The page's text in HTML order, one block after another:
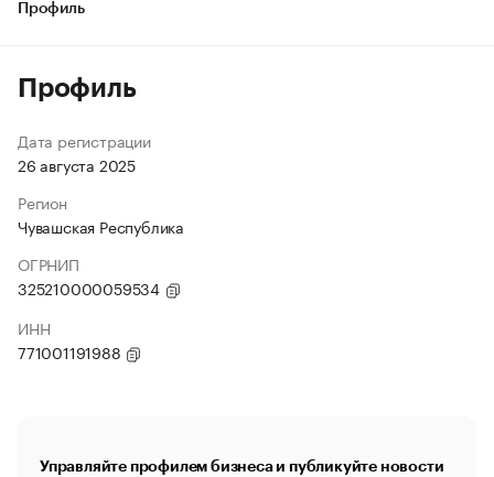
Профиль
Профиль
Дата регистрации
26 августа 2025
Регион
Чувашская Республика
ОГРНИП
325210000059534
ИНН
771001191988
Управляйте профилем бизнеса и публикуйте новости